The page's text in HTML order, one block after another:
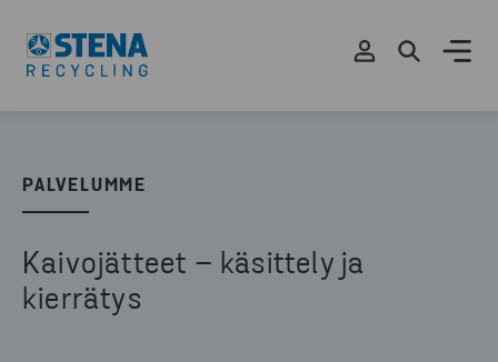
PALVELUMME
Kaivojätteet – käsittely ja
kierrätys